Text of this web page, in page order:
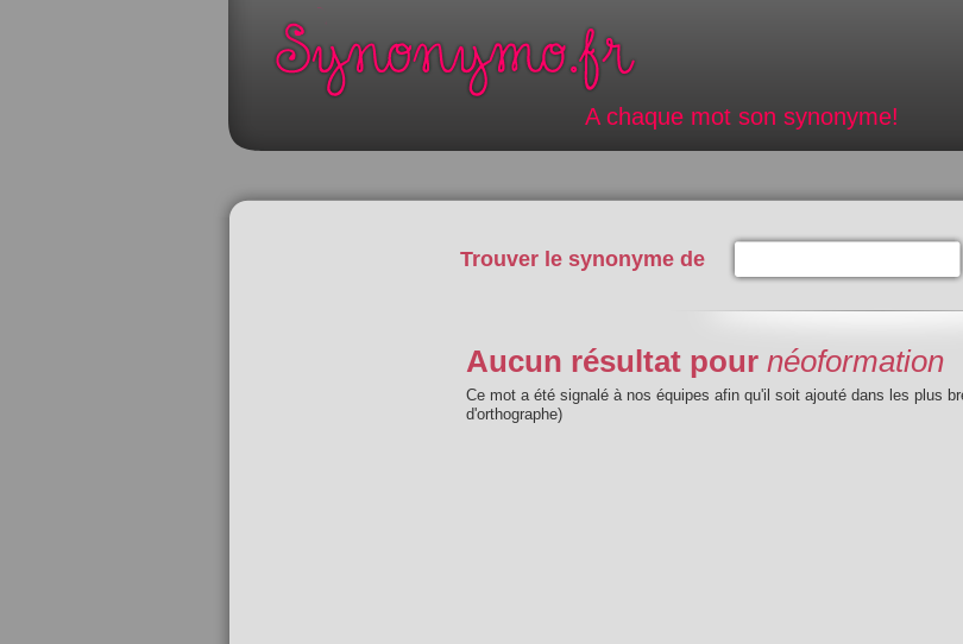
A chaque mot son synonyme!
Trouver le synonyme de
Aucun résultat pour néoformation
Ce mot a été signalé à nos équipes afin qu'il soit ajouté dans les plus
d'orthographe)